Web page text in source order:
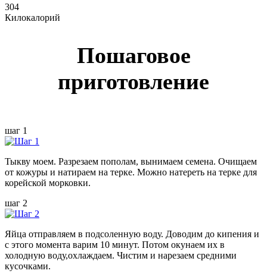
304
Килокалорий
Пошаговое
приготовление
шаг 1
Тыкву моем. Разрезаем пополам, вынимаем семена. Очищаем
от кожуры и натираем на терке. Можно натереть на терке для
корейской морковки.
шаг 2
Яйца отправляем в подсоленную воду. Доводим до кипения и
с этого момента варим 10 минут. Потом окунаем их в
холодную воду,охлаждаем. Чистим и нарезаем средними
кусочками.